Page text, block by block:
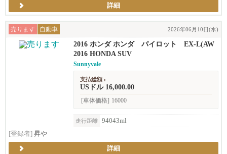
詳細
売ります 自動車 2026年06月10日(水)
2016 ホンダ ホンダ パイロット EX-L(AW
D)
2016 HONDA SUV
Sunnyvale
支払総額 :
USドル 16,000.00
[車体価格] 16000
走行距離
94043ml
[登録者] 昇や
詳細